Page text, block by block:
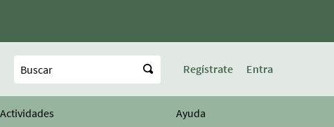
Regístrate Entra
Actividades Ayuda